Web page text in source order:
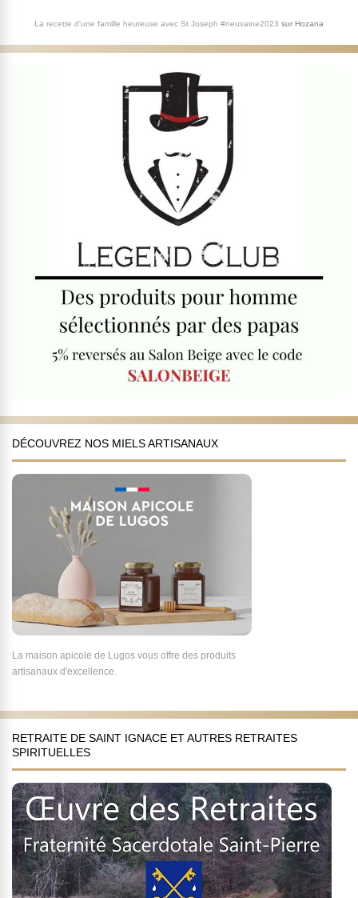
La recette d'une famille heureuse avec St Joseph #neuvaine2023 sur Hozana
DÉCOUVREZ NOS MIELS ARTISANAUX
La maison apicole de Lugos vous offre des produits
artisanaux d'excellence.
RETRAITE DE SAINT IGNACE ET AUTRES RETRAITES
SPIRITUELLES